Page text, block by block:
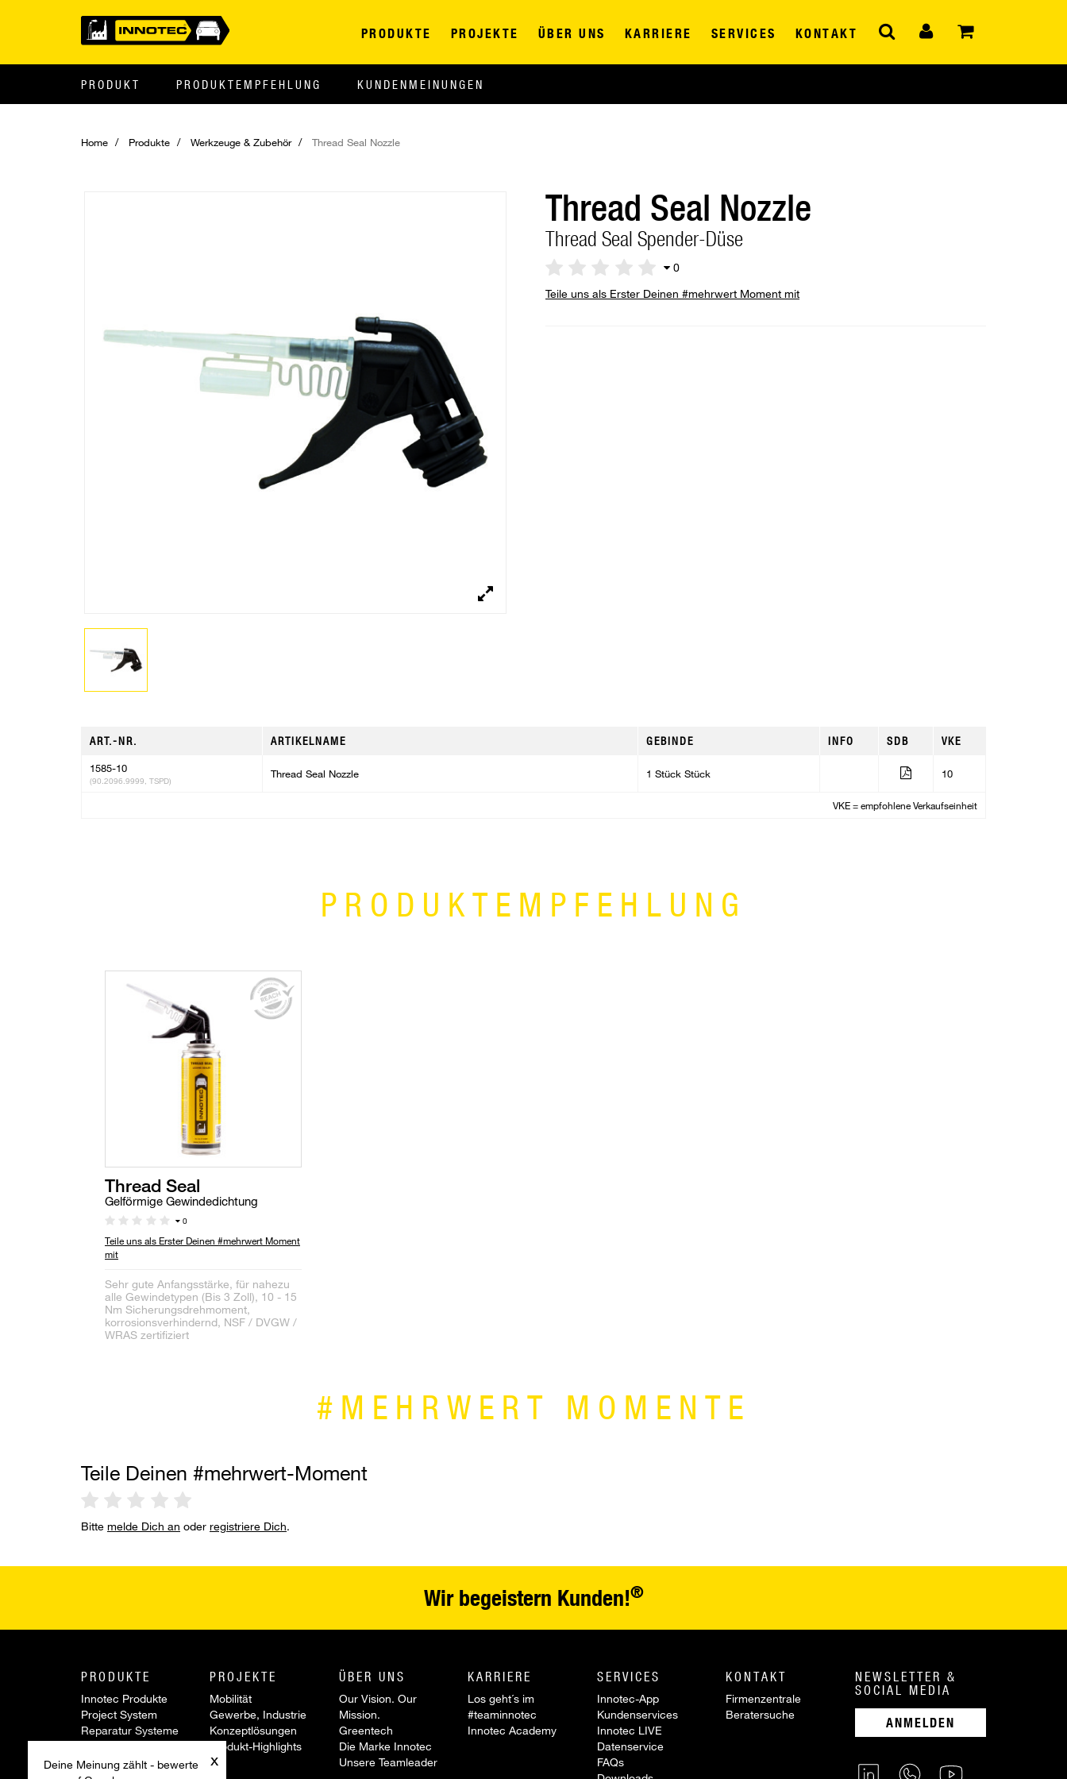
PRODUKTE PROJEKTE ÜBER UNS KARRIERE SERVICES KONTAKT
PRODUKT PRODUKTEMPFEHLUNG KUNDENMEINUNGEN
Home Produkte Werkzeuge & Zubehör Thread Seal Nozzle
x
Deine Meinung zählt - bewerte
Thread Seal Nozzle
Thread Seal Spender-Düse
0
Teile uns als Erster Deinen #mehrwert Moment mit
ART.-NR. ARTIKELNAME GEBINDE INFO SDB VKE
1585-10
(90.2096.9999, TSPD)
Thread Seal Nozzle 1 Stück Stück 10
VKE = empfohlene Verkaufseinheit
PRODUKTEMPFEHLUNG
Thread Seal
Gelförmige Gewindedichtung
0
Teile uns als Erster Deinen #mehrwert Moment
mit
Sehr gute Anfangsstärke, für nahezu
alle Gewindetypen (Bis 3 Zoll), 10 - 15
Nm Sicherungsdrehmoment,
korrosionsverhindernd, NSF / DVGW /
WRAS zertifiziert
#MEHRWERT MOMENTE
Teile Deinen #mehrwert-Moment
Bitte melde Dich an oder registriere Dich.
Wir begeistern Kunden!®
PRODUKTE
Innotec Produkte
Project System
Reparatur Systeme
Zubehör
PROJEKTE
Mobilität
Gewerbe, Industrie
Konzeptlösungen
Produkt-Highlights
ÜBER UNS
Our Vision. Our
Mission.
Greentech
Die Marke Innotec
Unsere Teamleader
KARRIERE
Los geht´s im
#teaminnotec
Innotec Academy
SERVICES
Innotec-App
Kundenservices
Innotec LIVE
Datenservice
FAQs
KONTAKT
Firmenzentrale
Beratersuche
NEWSLETTER &
SOCIAL MEDIA
ANMELDEN